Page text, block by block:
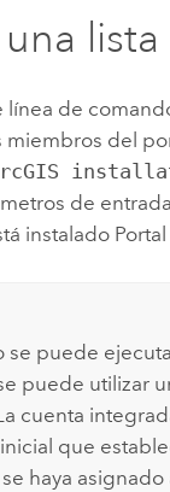
línea de
miembros del
de
instalado Portal
se puede
puede utilizar
cuenta
que
haya